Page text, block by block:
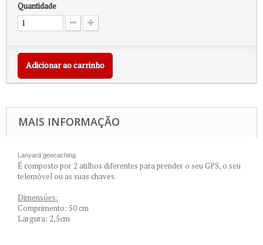
Quantidade
Adicionar ao carrinho
MAIS INFORMAÇÃO
Lanyard geocaching.
É composto por 2 atilhos diferentes para prender o seu GPS, o seu
telemóvel ou as suas chaves.
Dimensões:
Comprimento: 50 cm
Largura: 2,5cm